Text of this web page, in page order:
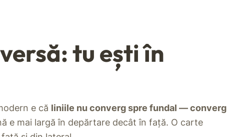
tu ești în
e că liniile nu converg spre fundal — converg
e mai largă în depărtare decât în față. O carte